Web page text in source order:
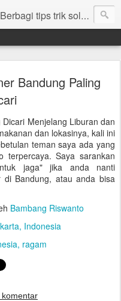
Berbagi tips trik solusi cara mudah cepat lengkap
Bandung Paling
Menjelang Liburan dan
dan lokasinya, kali ini
teman saya ada yang
Saya sarankan
jaga" jika anda nanti
di Bandung, atau anda bisa
Bambang Riswanto
Indonesia
ragam
komentar